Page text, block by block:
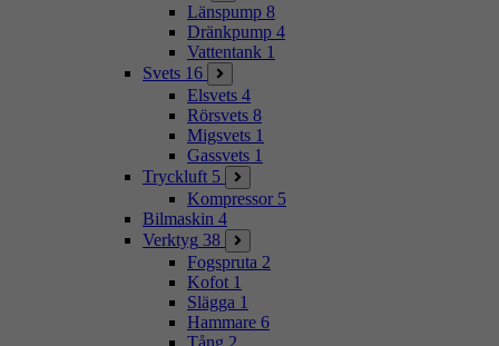
Länspump 8
Dränkpump 4
Vattentank 1
Svets 16
Elsvets 4
Rörsvets 8
Migsvets 1
Gassvets 1
Tryckluft 5
Kompressor 5
Bilmaskin 4
Verktyg 38
Fogspruta 2
Kofot 1
Slägga 1
Hammare 6
Tång 2